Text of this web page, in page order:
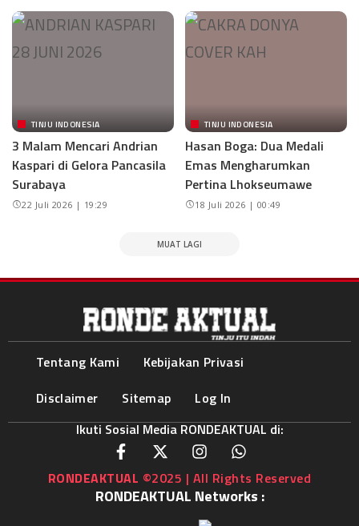
TINJU INDONESIA
3 Malam Mencari Andrian
Kaspari di Gelora Pancasila
Surabaya
22 Juli 2026 | 19:29
TINJU INDONESIA
Hasan Boga: Dua Medali
Emas Mengharumkan
Pertina Lhokseumawe
18 Juli 2026 | 00:49
MUAT LAGI
Tentang Kami
Kebijakan Privasi
Disclaimer
Sitemap
Log In
Ikuti Sosial Media RONDEAKTUAL di:
RONDEAKTUAL ©2025 | All Rights Reserved
RONDEAKTUAL Networks :